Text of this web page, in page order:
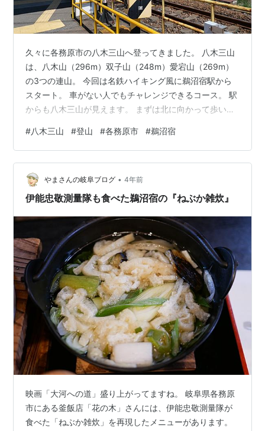
久々に各務原市の八木三山へ登ってきました。 八木三山
は、八木山（296m）双子山（248m）愛宕山（269m）
の3つの連山。 今回は名鉄ハイキング風に鵜沼宿駅から
スタート。 車がない人でもチャレンジできるコース。 駅
からも八木三山が見えます。 まずは北に向かって歩いて
ます。 団地内は整然としてるようで迷路みたい。 八木山
小学校の北に登山口があります。 駅から歩くこと約30
分。 各務原市の水道施設の前が八木山の登山口。 以前は
ここに車を停めて登りました。 この日は空いてました
が、停められる台数は多くない。 作業車通路は空けてお
#八木三山 #登山 #各務原市 #鵜沼宿
やまさんの岐阜ブログ • 4年前
伊能忠敬測量隊も食べた鵜沼宿の『ねぶか雑炊』
映画「大河への道」盛り上がってますね。 岐阜県各務原
市にある釜飯店「花の木」さんには、伊能忠敬測量隊が
食べた「ねぶか雑炊」を再現したメニューがあります。